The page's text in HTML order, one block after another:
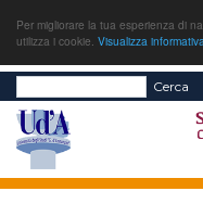
Per migliorare la tua esperienza di
utilizza i cookie. Visualizza
Cerca